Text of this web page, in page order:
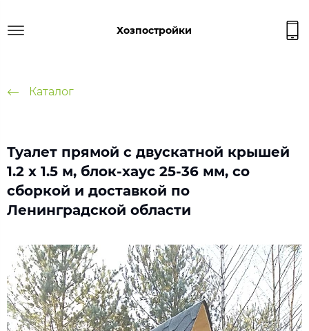
Хозпостройки
Каталог
Туалет прямой с двускатной крышей
1.2 х 1.5 м, блок-хаус 25-36 мм, со
сборкой и доставкой по
Ленинградской области